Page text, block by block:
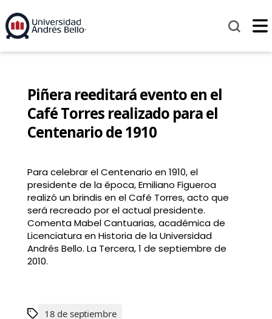
Piñera reeditará evento en el
Café Torres realizado para el
Centenario de 1910
Para celebrar el Centenario en 1910, el
presidente de la época, Emiliano Figueroa
realizó un brindis en el Café Torres, acto que
será recreado por el actual presidente.
Comenta Mabel Cantuarias, académica de
Licenciatura en Historia de la Universidad
Andrés Bello. La Tercera, 1 de septiembre de
2010.
18 de septiembre